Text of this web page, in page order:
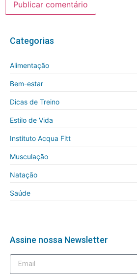
Categorias
Alimentação
Bem-estar
Dicas de Treino
Estilo de Vida
Instituto Acqua Fitt
Musculação
Natação
Saúde
Assine nossa Newsletter